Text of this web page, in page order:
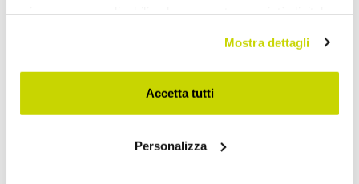
modificare o revocare il proprio consenso in qualsiasi
momento dalla Dichiarazione sui cookie o facendo clic
sull'icona di attivazione della privacy.
raccogliere informazioni sulla tua posizione
Mostra dettagli
Accetta tutti
Personalizza
Relógio de mesa moderno
Relógio de parede de
design moderno